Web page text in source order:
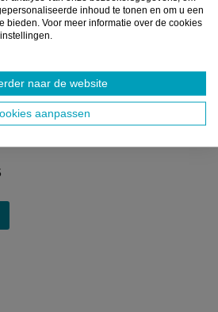
inhoud te tonen en om u een
bieden. Voor meer informatie over de cookies
naar de website
aanpassen
met nieuw plan
blijft op wereldvlak
achter die dominante positie
structurele problemen. Terwijl de Unie